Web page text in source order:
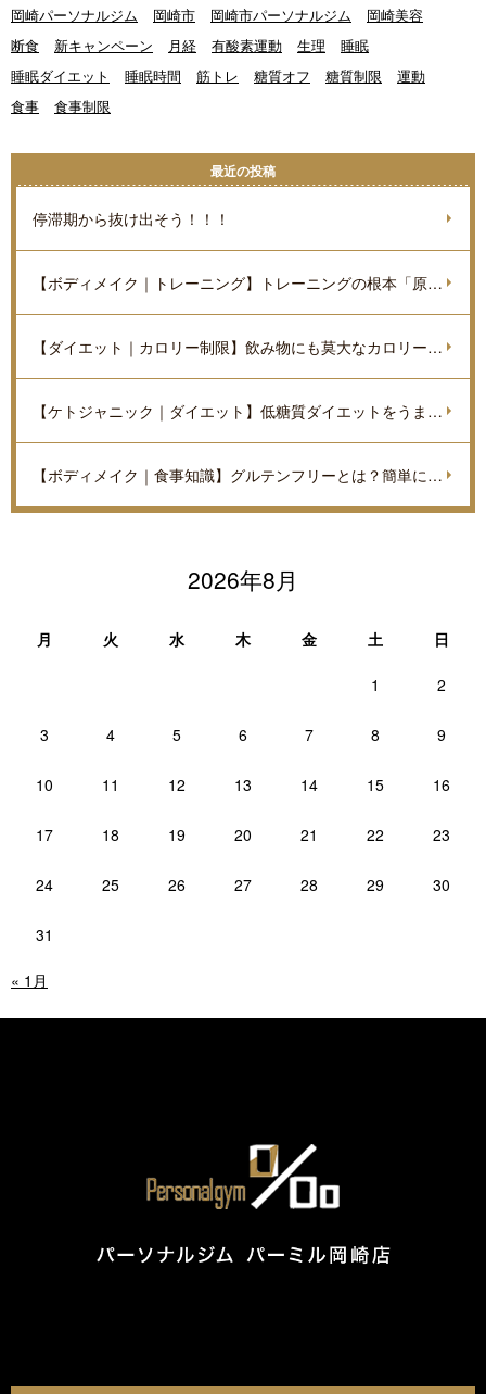
岡崎パーソナルジム
岡崎市 岡崎市パーソナルジム
岡崎美容
断食
新キャンペーン 月経 有酸素運動 生理
睡眠
睡眠ダイエット
睡眠時間 筋トレ 糖質オフ 糖質制限
運動
食事
食事制限
最近の投稿
停滞期から抜け出そう！！！
【ボディメイク｜トレーニング】トレーニングの根本「原理原則」を理解しよう。
【ダイエット｜カロリー制限】飲み物にも莫大なカロリーがあるのをご存知ですか？
【ケトジャニック｜ダイエット】低糖質ダイエットをうまく進めていくポイントを解説
【ボディメイク｜食事知識】グルテンフリーとは？簡単に解説
2026年8月
月 火 水 木 金 土 日
1 2
3 4 5 6 7 8 9
10 11 12 13 14 15 16
17 18 19 20 21 22 23
24 25 26 27 28 29 30
31
« 1月